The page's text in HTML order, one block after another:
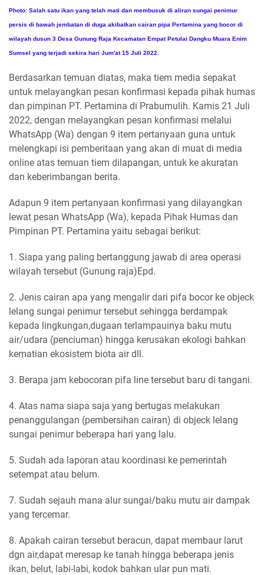
Photo: Salah satu ikan yang telah mati dan membusuk di aliran sungai penimur
persis di bawah jembatan di duga akibatkan cairan pipa Pertamina yang bocor di
wilayah dusun 3 Desa Gunung Raja Kecamatan Empat Petulai Dangku Muara Enim
Sumsel yang terjadi sekira hari Jum'at 15 Juli 2022.
Berdasarkan temuan diatas, maka tiem media sepakat
untuk melayangkan pesan konfirmasi kepada pihak humas
dan pimpinan PT. Pertamina di Prabumulih. Kamis 21 Juli
2022, dengan melayangkan pesan konfirmasi melalui
WhatsApp (Wa) dengan 9 item pertanyaan guna untuk
melengkapi isi pemberitaan yang akan di muat di media
online atas temuan tiem dilapangan, untuk ke akuratan
dan keberimbangan berita.
Adapun 9 item pertanyaan konfirmasi yang dilayangkan
lewat pesan WhatsApp (Wa), kepada Pihak Humas dan
Pimpinan PT. Pertamina yaitu sebagai berikut:
1. Siapa yang paling bertanggung jawab di area operasi
wilayah tersebut (Gunung raja)Epd.
2. Jenis cairan apa yang mengalir dari pifa bocor ke objeck
lelang sungai penimur tersebut sehingga berdampak
kepada lingkungan,dugaan terlampauinya baku mutu
air/udara (penciuman) hingga kerusakan ekologi bahkan
kematian ekosistem biota air dll.
3. Berapa jam kebocoran pifa line tersebut baru di tangani.
4. Atas nama siapa saja yang bertugas melakukan
penanggulangan (pembersihan cairan) di objeck lelang
sungai penimur beberapa hari yang lalu.
5. Sudah ada laporan atau koordinasi ke pemerintah
setempat atau belum.
7. Sudah sejauh mana alur sungai/baku mutu air dampak
yang tercemar.
8. Apakah cairan tersebut beracun, dapat membaur larut
dgn air,dapat meresap ke tanah hingga beberapa jenis
ikan, belut, labi-labi, kodok bahkan ular pun mati.